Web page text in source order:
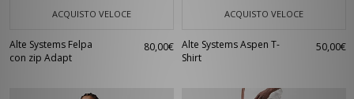
ACQUISTO VELOCE
Alte Systems Felpa
con zip Adapt
80,00€
ACQUISTO VELOCE
Alte Systems Aspen T-
Shirt
50,00€